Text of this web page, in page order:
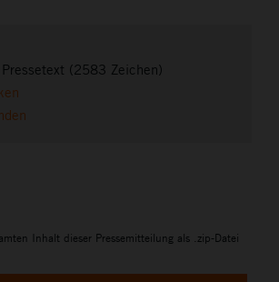
Pressetext (2583 Zeichen)
Inhalt dieser Pressemitteilung als .zip-Datei